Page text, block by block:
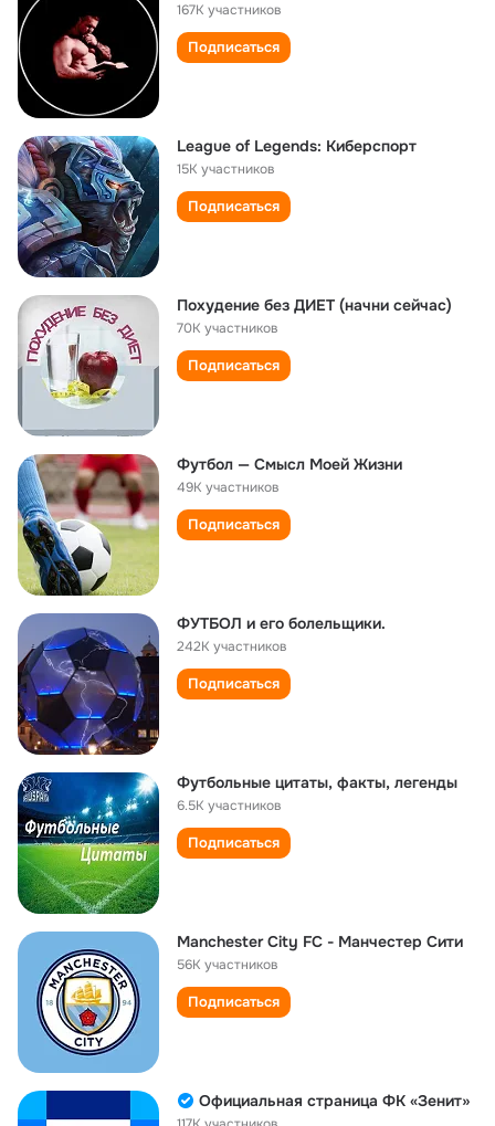
167K участников
Подписаться
League of Legends: Киберспорт
15K участников
Подписаться
Похудение без ДИЕТ (начни сейчас)
70K участников
Подписаться
Футбол — Смысл Моей Жизни
49K участников
Подписаться
ФУТБОЛ и его болельщики.
242K участников
Подписаться
Футбольные цитаты, факты, легенды
6.5K участников
Подписаться
Manchester City FC - Манчестер Сити
56K участников
Подписаться
Официальная страница ФК «Зенит»